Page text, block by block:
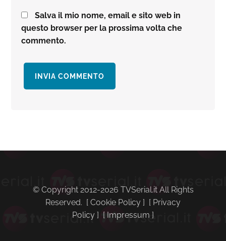
Salva il mio nome, email e sito web in
questo browser per la prossima volta che
commento.
primaria
© Copyright 2012-2026 TVSerial.it All Rights
Reserved. [ Cookie Policy ] [ Privacy
Policy ] [ Impressum ]